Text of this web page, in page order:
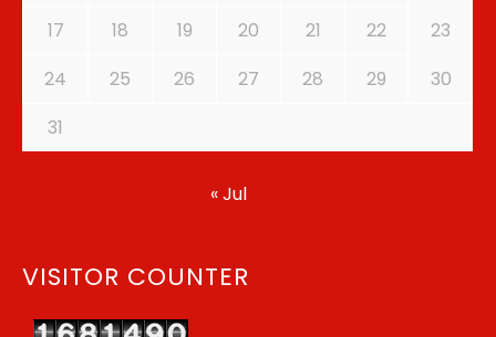
17
18 19 20 21 22
23
24
25 26 27 28 29
30
31
« Jul
VISITOR COUNTER